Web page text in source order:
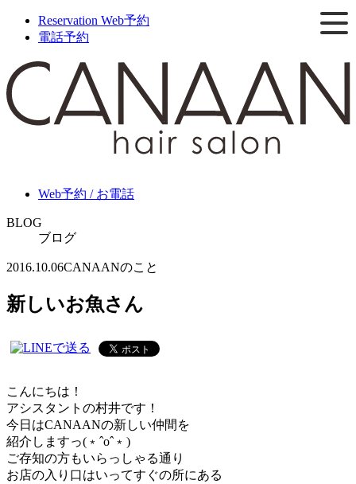
Reservation Web予約
電話予約
Web予約 / お電話
BLOG
ブログ
2016.10.06CANAANのこと
新しいお魚さん
こんにちは！
アシスタントの村井です！
今日はCANAANの新しい仲間を
紹介しますっ(﹡ˆoˆ﹡)
ご存知の方もいらっしゃる通り
お店の入り口はいってすぐの所にある